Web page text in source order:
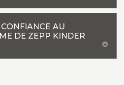
CONFIANCE AU
DE ZEPP KINDER